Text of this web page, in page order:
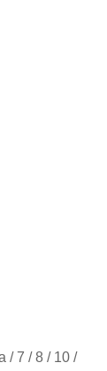
/ 7 / 8 / 10 /